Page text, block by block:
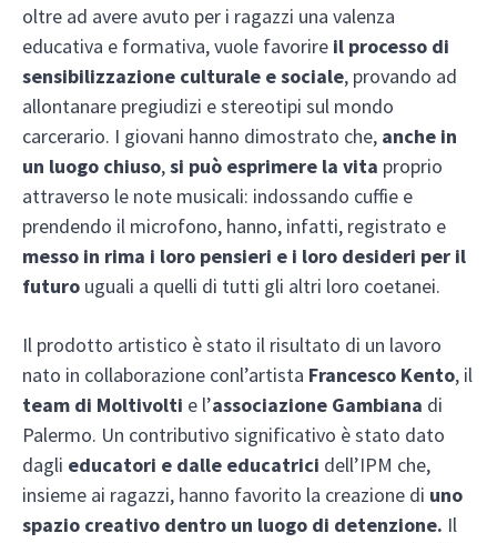
oltre ad avere avuto per i ragazzi una valenza
educativa e formativa, vuole favorire il processo di
sensibilizzazione culturale e sociale, provando ad
allontanare pregiudizi e stereotipi sul mondo
carcerario. I giovani hanno dimostrato che, anche in
un luogo chiuso,si può esprimere la vita proprio
attraverso le note musicali: indossando cuffie e
prendendo il microfono, hanno, infatti, registrato e
messo in rima i loro pensieri e i loro desideri per il
futuro uguali a quelli di tutti gli altri loro coetanei.
Il prodotto artistico è stato il risultato di un lavoro
nato in collaborazione conl’artista Francesco Kento, il
team di Moltivolti e l’associazione Gambiana di
Palermo. Un contributivo significativo è stato dato
dagli educatori e dalle educatrici dell’IPM che,
insieme ai ragazzi, hanno favorito la creazione di uno
spazio creativo dentro un luogo di detenzione. Il